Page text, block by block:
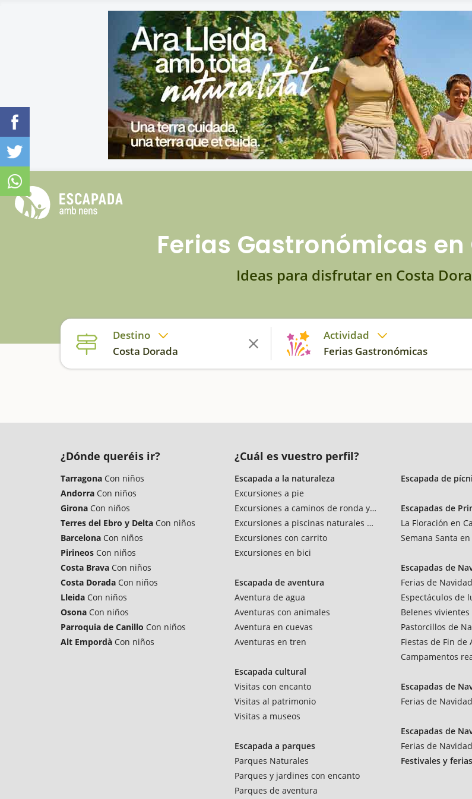
Ferias Gastronómicas
Ideas para disfrutar en Costa
Destino
Costa Dorada
Actividad
Ferias Gastronómicas
¿Dónde queréis ir?
Tarragona Con niños
Andorra Con niños
Girona Con niños
Terres del Ebro y Delta Con niños
Barcelona Con niños
Pirineos Con niños
Costa Brava Con niños
Costa Dorada Con niños
Lleida Con niños
Osona Con niños
Parroquia de Canillo Con niños
Alt Empordà Con niños
¿Cuál es vuestro perfil?
Escapada a la naturaleza
Excursiones a pie
Excursiones a caminos de ronda y vías verdes
Excursiones a piscinas naturales y rios
Excursiones con carrito
Excursiones en bici
Escapada de aventura
Aventura de agua
Aventuras con animales
Aventura en cuevas
Aventuras en tren
Escapada cultural
Visitas con encanto
Visitas al patrimonio
Visitas a museos
Escapada a parques
Parques Naturales
Parques y jardines con encanto
Parques de aventura
Escapada de
Escapadas de
La Floración en
Semana Santa
Escapadas de
Ferias de
Espectáculos de
Belenes vivientes
Pastorcillos de
Fiestas de Fin de
Campamentos
Escapadas de
Ferias de
Escapadas de
Ferias de
Festivales y